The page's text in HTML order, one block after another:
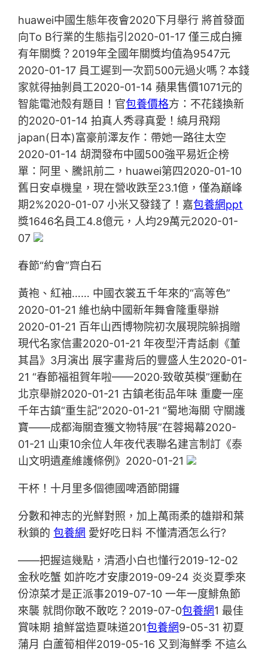
huawei中國生態年夜會2020下月舉行 將首發面
向To B行業的生態指引2020-01-17 僅三成白擁
有年關獎？2019年全國年關獎均值為9547元
2020-01-17 員工遲到一次罰500元過火嗎？本錢
家就得抽剝員工2020-01-14 蘋果售價1071元的
智能電池殼有題目！官包養價格方：不花錢換新
的2020-01-14 拍真人秀尋真愛！繞月飛翔
japan(日本)富豪前澤友作：帶她一路往太空
2020-01-14 胡潤發布中國500強平易近企榜
單：阿里、騰訊前二，huawei第四2020-01-10
舊日安卓機皇，現在營收跌至23.1億，僅為巔峰
期2%2020-01-07 小米又發錢了！嘉包養網ppt
獎1646名員工4.8億元，人均29萬元2020-01-
07
春節“約會”齊白石
黃袍、紅袖…… 中國衣裳五千年來的“高等色”
2020-01-21 維也納中國新年舞會隆重舉辦
2020-01-21 百年山西博物院初次展現院躲捐贈
現代名家信畫2020-01-21 年夜型汗青話劇《董
其昌》3月演出 展字畫背后的豐盛人生2020-01-
21 “春節福祖賀年啦——2020·致敬英模”運動在
北京舉辦2020-01-21 古鎮老街品年味 重慶一座
千年古鎮“重生記”2020-01-21 “蜀地海關 守關護
寶——成都海關查獲文物特展”在蓉揭幕2020-
01-21 山東10余位人年夜代表聯名建言制訂《泰
山文明遺產維護條例》2020-01-21
干杯！十月里多個德國啤酒節開鑼
分數和神志的光鮮對照，加上萬雨柔的雄辯和葉
秋鎖的包養網 愛好吃日料 不懂清酒怎么行?
——把握這幾點，清酒小白也懂行2019-12-02
金秋吃蟹 如許吃才安康2019-09-24 炎炎夏季來
份涼菜才是正派事2019-07-10 一年一度鯡魚節
來襲 就問你敢不敢吃？2019-07-0包養網1 最佳
賞味期 搶鮮當造夏味道201包養網9-05-31 初夏
蒲月 白蘆筍相伴2019-05-16 又到海鮮季 不這么